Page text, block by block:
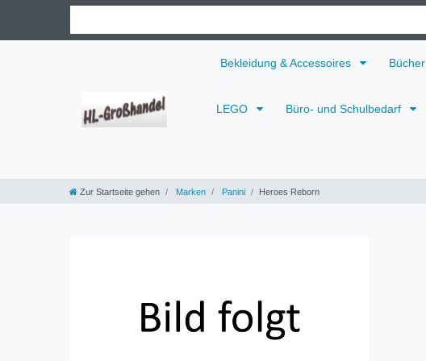
Bekleidung & Accessoires Bücher
LEGO Büro- und Schulbedarf
Zur Startseite gehen Marken Panini Heroes Reborn